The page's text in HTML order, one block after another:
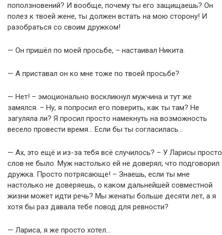
поползновений? И вообще, почему ты его защищаешь? Он
полез к твоей жене, ты должен встать на мою сторону! И
разобраться со своим дружком!
— Он пришёл по моей просьбе, – настаивал Никита.
— А приставал он ко мне тоже по твоей просьбе?
— Нет! – эмоционально воскликнул мужчина и тут же
замялся. – Ну, я попросил его поверить, как ты там? Не
загуляла ли? Я просил просто намекнуть на возможность
весело провести время… Если бы ты согласилась…
— Ах, это ещё и из-за тебя всё случилось? – У Ларисы просто
слов не было. Муж настолько ей не доверял, что подговорил
дружка. Просто потрясающе! – Знаешь, если ты мне
настолько не доверяешь, о каком дальнейшей совместной
жизни может идти речь? Мы женаты больше десяти лет, а я
хотя бы раз давала тебе повод для ревности?
— Лариса, я же просто хотел…